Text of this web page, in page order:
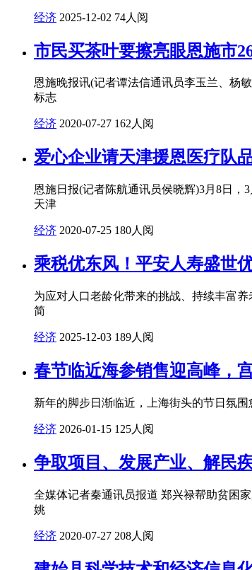
经济 2025-12-02 74人阅
市民买茶叶要擦亮眼恩施市
恩施晚报讯(记者谭法信通讯员李玉兰、杨
标志
经济 2020-07-27 162人阅
爱心企业请天津援恩医疗队
恩施日报(记者陈航通讯员侯晓辉)3月8日，
天津
经济 2020-07-25 180人阅
乘税优东风！平安人寿盛世
为应对人口老龄化带来的挑战、持续丰富
简
经济 2025-12-03 189人阅
春节临近海参销售迎高峰，
新年的脚步日渐临近，上海街头的节日氛
经济 2026-01-15 125人阅
争取项目、发展产业、解民
全媒体记者秦通讯员报道 郑兴禄帮助贫困
姚
经济 2020-07-27 208人阅